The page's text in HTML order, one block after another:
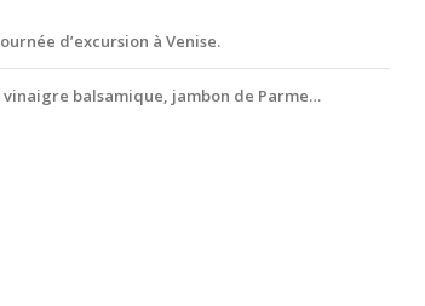
d’excursion à Venise.
balsamique, jambon de Parme…